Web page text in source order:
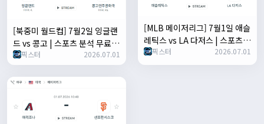
[북중미 월드컵] 7월2일 잉글랜
드 vs 콩고 | 스포츠 분석 무료
중계 토친놈
픽스터 2026.07.01
[MLB 메이저리그] 7월1일 애슬
레틱스 vs LA 다저스 | 스포츠
분석 무료 중계 토친놈
픽스터 2026.07.01